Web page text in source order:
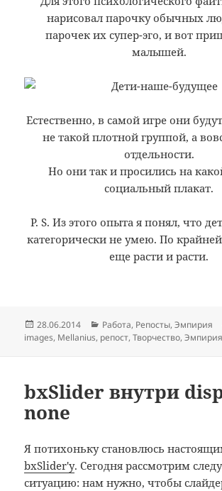
нарисовал парочку обычных
парочек их супер-эго, и вот
малышей.
Естественно, в самой игре они
не такой плотной группой, а
отдельности.
Но они так и просились на
социальный плакат.
P. S. Из этого опыта я понял, что
категорически не умею. По
еще расти и расти.
Posted
on
28.06.2014 Categories
Работа, Репосты,Эмпирия
images, Mellanius, репост,Творчество,Эмпирия
bxSlider внутри
none
Я потихоньку становлюсь
bxSlider'у. Сегодня рассмотрим
ситуацию: нам нужно, чтобы